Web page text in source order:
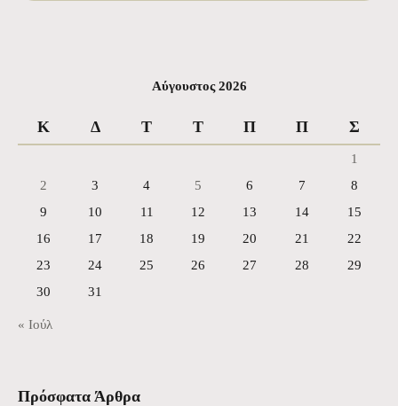
Αύγουστος 2026
Κ Δ Τ Τ Π Π Σ
1
2
3 4 5 6 7
8
9
10 11 12 13 14
15
16
17 18 19 20 21
22
23
24 25 26 27 28
29
30
31
« Ιούλ
Πρόσφατα Άρθρα